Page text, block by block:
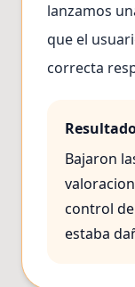
lanzamos
que el
correcta
Bajaron
control
estaba